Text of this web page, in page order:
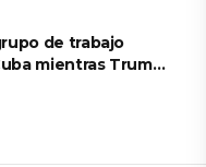
de trabajo
mientras Trump